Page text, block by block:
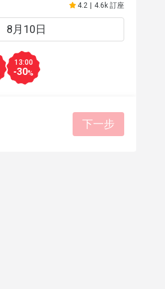
4.2 | 4.6k 訂座
13:00
-30%
下一步